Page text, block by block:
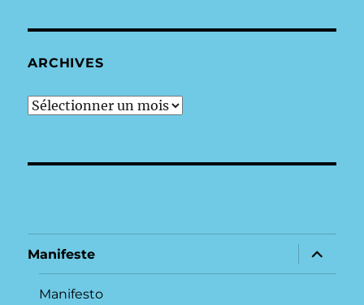
ARCHIVES
archives
Manifeste
ouvrir
le
sous-
Manifesto